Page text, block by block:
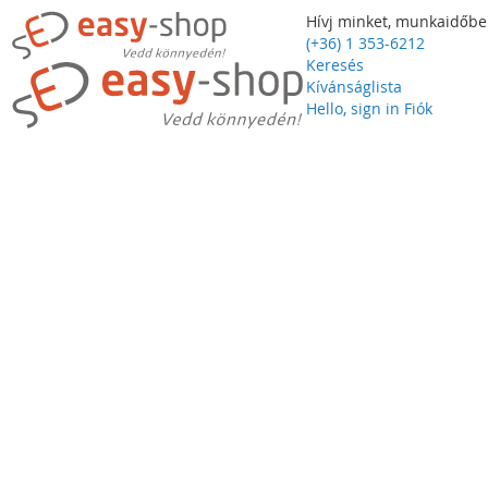
Hívj minket,
(+36) 1 353-6212
Keresés
Kívánságlista
Hello, sign in Fiók